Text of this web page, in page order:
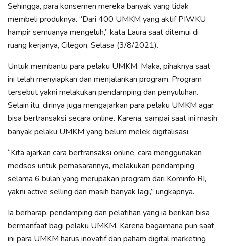
Sehingga, para konsemen mereka banyak yang tidak
membeli produknya. “Dari 400 UMKM yang aktif PIWKU
hampir semuanya mengeluh,” kata Laura saat ditemui di
ruang kerjanya, Cilegon, Selasa (3/8/2021).
Untuk membantu para pelaku UMKM. Maka, pihaknya saat
ini telah menyiapkan dan menjalankan program. Program
tersebut yakni melakukan pendamping dan penyuluhan.
Selain itu, dirinya juga mengajarkan para pelaku UMKM agar
bisa bertransaksi secara online. Karena, sampai saat ini masih
banyak pelaku UMKM yang belum melek digitalisasi.
“Kita ajarkan cara bertransaksi online, cara menggunakan
medsos untuk pemasarannya, melakukan pendamping
selama 6 bulan yang merupakan program dari Kominfo RI,
yakni active selling dan masih banyak lagi,” ungkapnya.
Ia berharap, pendamping dan pelatihan yang ia berikan bisa
bermanfaat bagi pelaku UMKM. Karena bagaimana pun saat
ini para UMKM harus inovatif dan paham digital marketing